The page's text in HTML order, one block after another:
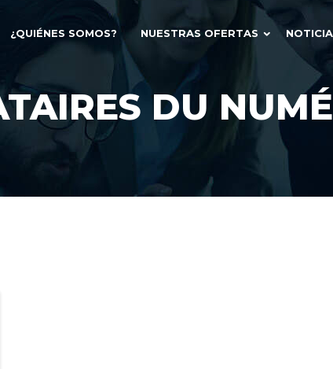
¿QUIÉNES SOMOS? NUESTRAS OFERTAS
DU